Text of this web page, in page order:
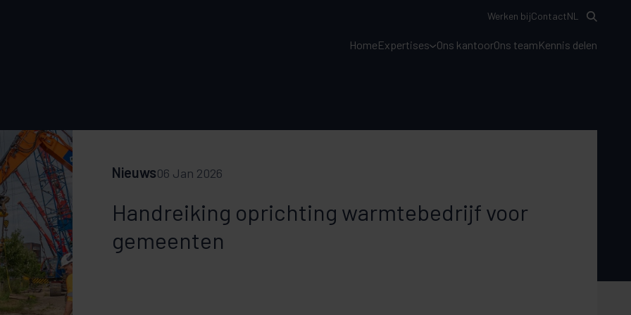
HomeExpertises Ons kantoorOns teamKennis delen
Werken bijContactNL
Nieuws06 Jan 2026
Handreiking oprichting warmtebedrijf voor
gemeenten